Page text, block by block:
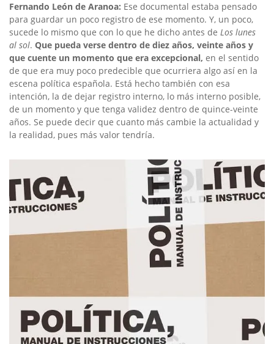
Fernando León de Aranoa: Ese documental estaba pensado
para guardar un poco registro de ese momento. Y, un poco,
sucede lo mismo que con lo que he dicho antes de Los lunes
al sol. Que pueda verse dentro de diez años, veinte años y
que cuente un momento que era excepcional, en el sentido
de que era muy poco predecible que ocurriera algo así en la
escena política española. Está hecho también con esa
intención, la de dejar registro interno, lo más interno posible,
de un momento y que tenga validez dentro de quince-veinte
años. Se puede decir que cuanto más cambie la actualidad y
la realidad, pues más valor tendría.